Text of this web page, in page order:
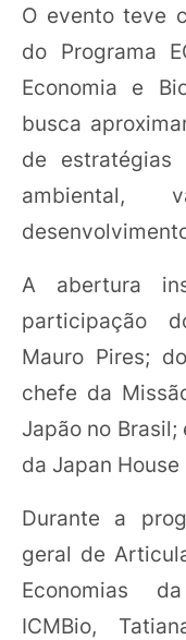
O evento teve
do Programa
Economia e
busca
de estratégias
ambiental,
A abertura
participação
Mauro Pires;
chefe da
Japão no
da Japan House
Durante a
geral de
Economias
ICMBio,